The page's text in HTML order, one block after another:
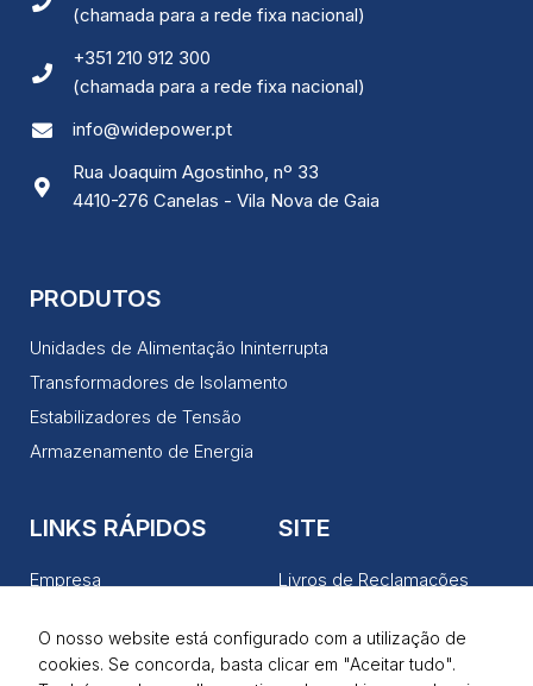
(chamada para a rede fixa nacional)
+351 210 912 300
(chamada para a rede fixa nacional)
info@widepower.pt
Rua Joaquim Agostinho, nº 33
4410-276 Canelas - Vila Nova de Gaia
PRODUTOS
Unidades de Alimentação Ininterrupta
Transformadores de Isolamento
Estabilizadores de Tensão
Armazenamento de Energia
LINKS RÁPIDOS
Empresa
Serviços
SITE
Livros de Reclamações
Termos de Utilização
O nosso website está configurado com a utilização de
cookies. Se concorda, basta clicar em "Aceitar tudo".